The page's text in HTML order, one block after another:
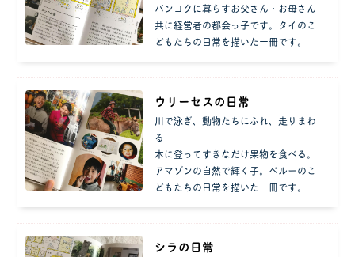
バンコクに暮らすお父さん・お母さん
共に経営者の都会っ子です。タイのこ
どもたちの日常を描いた一冊です。
ウリーセスの日常
川で泳ぎ、動物たちにふれ、走りまわ
る
木に登ってすきなだけ果物を食べる。
アマゾンの自然で輝く子。ペルーのこ
どもたちの日常を描いた一冊です。
シラの日常